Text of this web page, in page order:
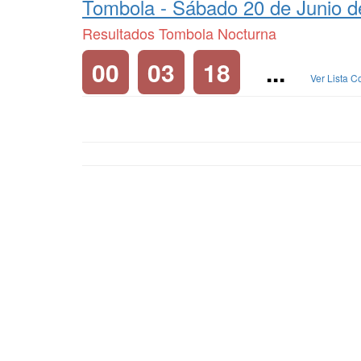
Tombola - Sábado 20 de Junio
Resultados Tombola Nocturna
00 03 18 ... Ver Lista